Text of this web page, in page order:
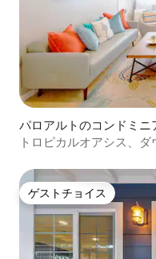
パロアルトのコンドミニ
トロピカルオアシス、
ゲストチョイス
ゲストチョイス